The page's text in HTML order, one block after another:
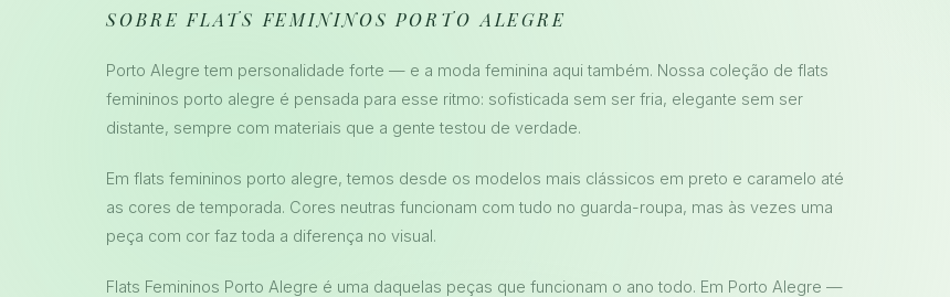
SOBRE FLATS FEMININOS PORTO ALEGRE
Porto Alegre tem personalidade forte — e a moda feminina aqui também. Nossa coleção de flats
femininos porto alegre é pensada para esse ritmo: sofisticada sem ser fria, elegante sem ser
distante, sempre com materiais que a gente testou de verdade.
Em flats femininos porto alegre, temos desde os modelos mais clássicos em preto e caramelo até
as cores de temporada. Cores neutras funcionam com tudo no guarda-roupa, mas às vezes uma
peça com cor faz toda a diferença no visual.
Flats Femininos Porto Alegre é uma daquelas peças que funcionam o ano todo. Em Porto Alegre —